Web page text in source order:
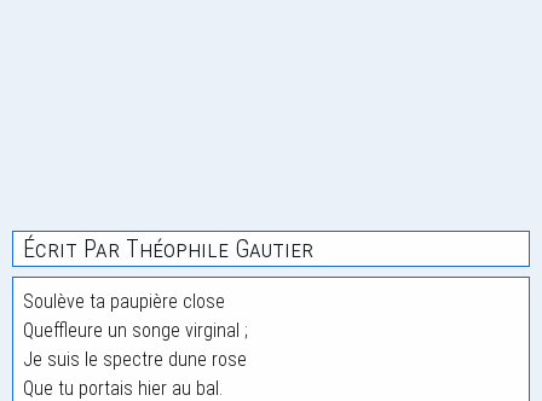
Écrit Par Théophile Gautier
Soulève ta paupière close
Queffleure un songe virginal ;
Je suis le spectre dune rose
Que tu portais hier au bal.